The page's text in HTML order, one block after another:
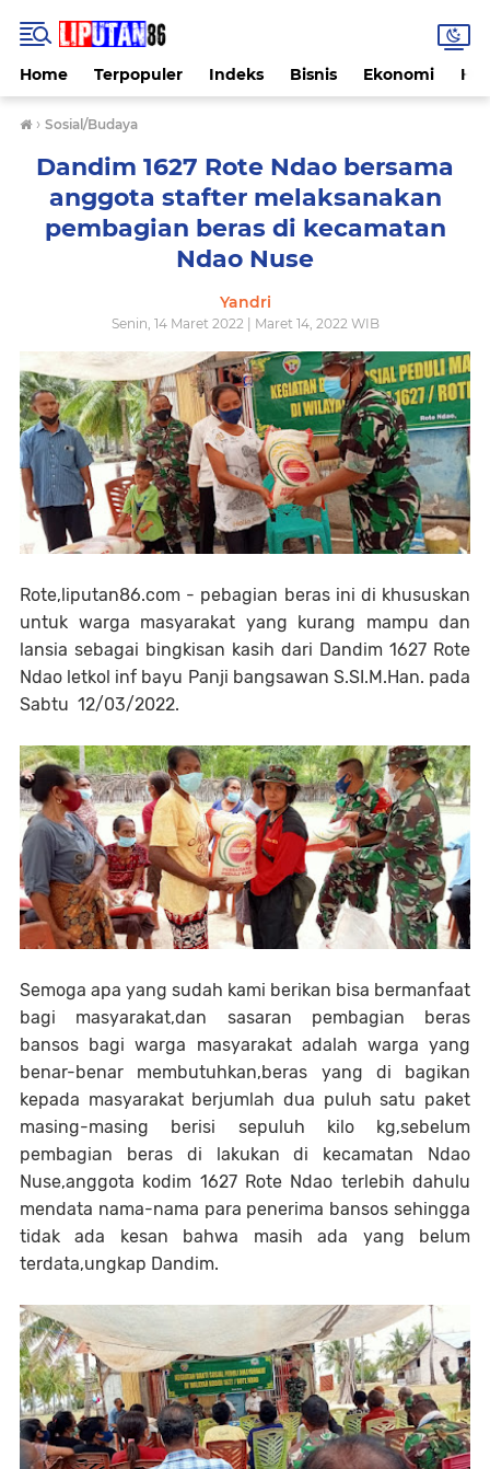
Home Terpopuler Indeks Bisnis Ekonomi
› Sosial/Budaya
Dandim 1627 Rote Ndao bersama
anggota stafter melaksanakan
pembagian beras di kecamatan
Ndao Nuse
Yandri
Senin, 14 Maret 2022 | Maret 14, 2022 WIB
Rote,liputan86.com - pebagian beras ini di khususkan
untuk warga masyarakat yang kurang mampu dan
lansia sebagai bingkisan kasih dari Dandim 1627 Rote
Ndao letkol inf bayu Panji bangsawan S.SI.M.Han. pada
Sabtu 12/03/2022.
Semoga apa yang sudah kami berikan bisa bermanfaat
bagi masyarakat,dan sasaran pembagian beras
bansos bagi warga masyarakat adalah warga yang
benar-benar membutuhkan,beras yang di bagikan
kepada masyarakat berjumlah dua puluh satu paket
masing-masing berisi sepuluh kilo kg,sebelum
pembagian beras di lakukan di kecamatan Ndao
Nuse,anggota kodim 1627 Rote Ndao terlebih dahulu
mendata nama-nama para penerima bansos sehingga
tidak ada kesan bahwa masih ada yang belum
terdata,ungkap Dandim.